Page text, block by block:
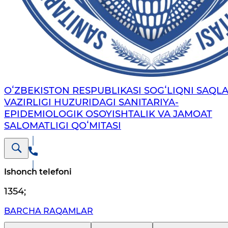
OʻZBEKISTON RESPUBLIKASI SOGʻLIQNI
VAZIRLIGI HUZURIDAGI SANITARIYA-
EPIDEMIOLOGIK OSOYISHTALIK VA JAMOAT
SALOMATLIGI QOʻMITASI
Ishonch telefoni
1354;
BARCHA RAQAMLAR